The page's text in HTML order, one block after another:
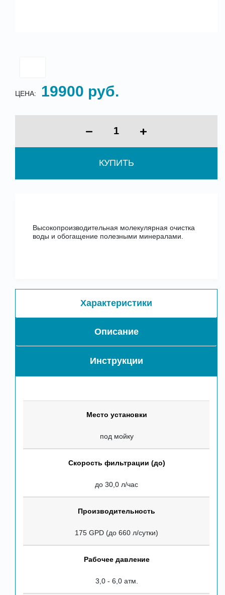
ЦЕНА: 19900 руб.
КУПИТЬ
Высокопроизводительная молекулярная очистка
воды и обогащение полезными минералами.
Характеристики
Описание
Инструкции
Место установки
под мойку
Скорость фильтрации (до)
до 30,0 л/час
Производительность
175 GPD (до 660 л/сутки)
Рабочее давление
3,0 - 6,0 атм.